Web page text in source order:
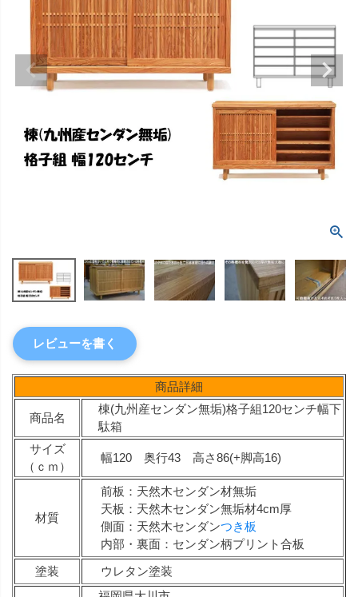
レビューを書く
商品詳細
商品名
棟(九州産センダン無垢)格子組120センチ幅下
駄箱
サイズ
（ｃｍ）
幅120 奥行43 高さ86(+脚高16)
材質
前板：天然木センダン材無垢
天板：天然木センダン無垢材4cm厚
側面：天然木センダンつき板
内部・裏面：センダン柄プリント合板
塗装
ウレタン塗装